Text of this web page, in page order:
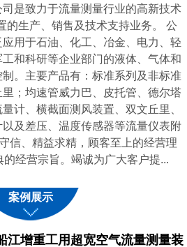
是致力于流量测量行业的高新技术
的生产、销售及技术支持业务。 公
用于石油、化工、冶金、电力、轻
和科研等企业部门的液体、气体和
。主要产品有：标准系列及非标准
；均速管威力巴、皮托管、德尔塔
计、横截面测风装置、双文丘里、
及差压、温度传感器等流量仪表附
信、精益求精，顾客至上的经营理
的经营宗旨。竭诚为广大客户提...
案例展示
江增重工用超宽空气流量测量装